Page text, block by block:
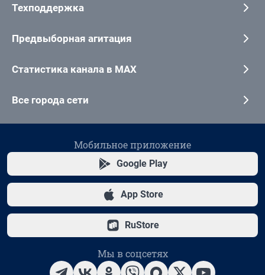
Техподдержка
Предвыборная агитация
Статистика канала в MAX
Все города сети
Мобильное приложение
Google Play
App Store
RuStore
Мы в соцсетях